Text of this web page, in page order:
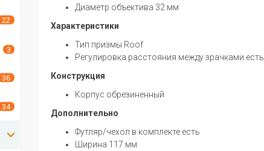
Диаметр объектива 32 мм
Характеристики
Тип призмы Roof
Регулировка расстояния между зрачками есть
Конструкция
Корпус обрезиненный
Дополнительно
Футляр/чехол в комплекте есть
Ширина 117 мм
22
3
36
34